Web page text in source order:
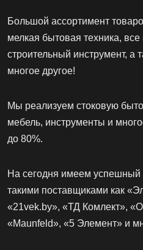
Большой ассортимент
мелкая бытовая техника,
строительный инструмент, а
многое другое!
Мы реализуем стоковую
мебель, инструменты и
до 80%.
На сегодня имеем успешный
такими поставщиками как
«21vek.by», «ТД Комлект»,
«Maunfeld», «5 Элемент» и